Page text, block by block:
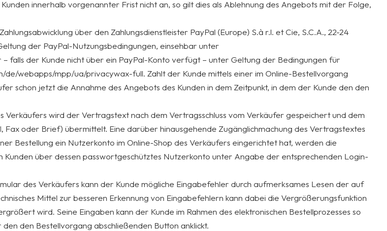
innerhalb vorgenannter Frist nicht an, so gilt dies als Ablehnung des Angebots mit der Folge,
über den Zahlungsdienstleister PayPal (Europe) S.à r.l. et Cie, S.C.A., 22-24
der PayPal-Nutzungsbedingungen, einsehbar unter
der Kunde nicht über ein PayPal-Konto verfügt – unter Geltung der Bedingungen für
webapps/mpp/ua/privacywax-full. Zahlt der Kunde mittels einer im Online-Bestellvorgang
schon jetzt die Annahme des Angebots des Kunden in dem Zeitpunkt, in dem der Kunde den den
wird der Vertragstext nach dem Vertragsschluss vom Verkäufer gespeichert und dem
Fax oder Brief) übermittelt. Eine darüber hinausgehende Zugänglichmachung des Vertragstextes
Bestellung ein Nutzerkonto im Online-Shop des Verkäufers eingerichtet hat, werden die
über dessen passwortgeschütztes Nutzerkonto unter Angabe der entsprechenden Login-
des Verkäufers kann der Kunde mögliche Eingabefehler durch aufmerksames Lesen der auf
Mittel zur besseren Erkennung von Eingabefehlern kann dabei die Vergrößerungsfunktion
wird. Seine Eingaben kann der Kunde im Rahmen des elektronischen Bestellprozesses so
den Bestellvorgang abschließenden Button anklickt.